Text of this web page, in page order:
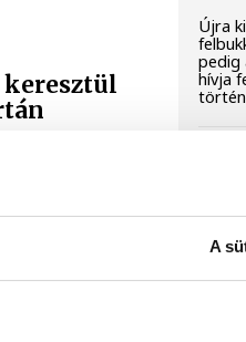
A
keresztül
Újra
pedig
hívja
még